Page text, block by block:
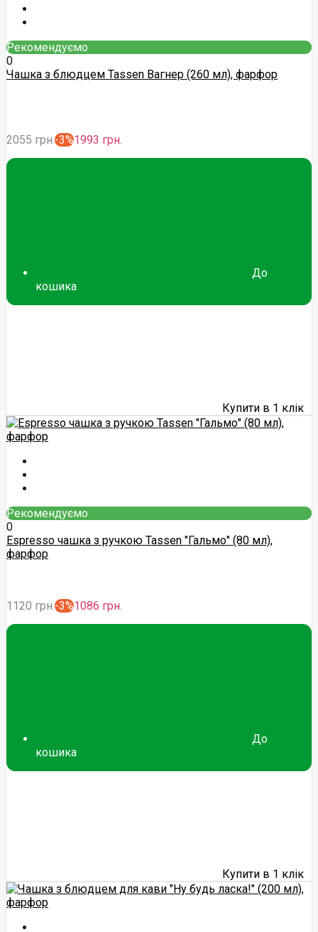
Рекомендуємо
0
Чашка з блюдцем Tassen Вагнер (260 мл), фарфор
2055 грн.-3%1993 грн.
До
кошика
Купити в 1 клік
Рекомендуємо
0
Espresso чашка з ручкою Tassen "Гальмо" (80 мл),
фарфор
1120 грн.-3%1086 грн.
До
кошика
Купити в 1 клік